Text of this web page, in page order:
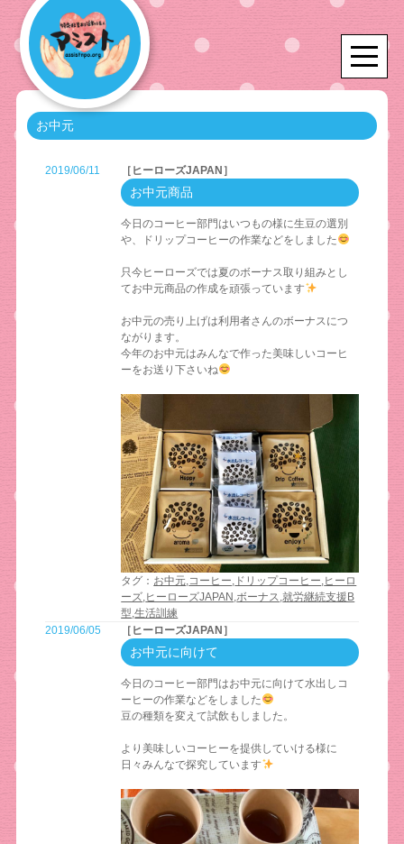
お中元
2019/06/11 ［ヒーローズJAPAN］
お中元商品
今日のコーヒー部門はいつもの様に生豆の選別
や、ドリップコーヒーの作業などをしました
只今ヒーローズでは夏のボーナス取り組みとし
てお中元商品の作成を頑張っています
お中元の売り上げは利用者さんのボーナスにつ
ながります。
今年のお中元はみんなで作った美味しいコーヒ
ーをお送り下さいね
タグ： お中元 コーヒー ドリップコーヒー ヒーロ
ーズ ヒーローズJAPAN ボーナス ,就労継続支援B
型 ,生活訓練
2019/06/05
［ヒーローズJAPAN］
お中元に向けて
今日のコーヒー部門はお中元に向けて水出しコ
ーヒーの作業などをしました
豆の種類を変えて試飲もしました。
より美味しいコーヒーを提供していける様に
日々みんなで探究しています